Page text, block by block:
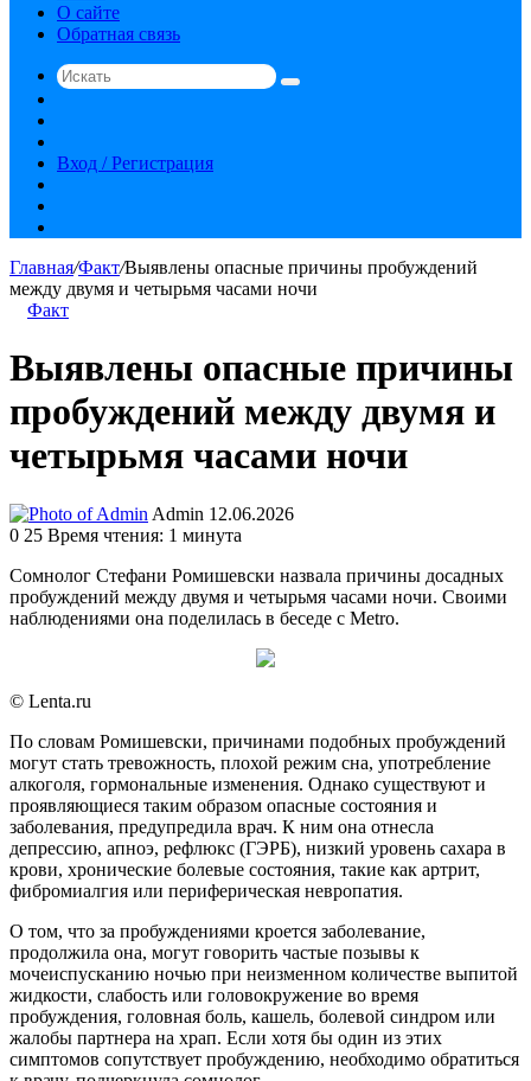
О сайте
Обратная связь
Искать
статья
Вход / Регистрация
Главная/Факт/Выявлены опасные причины пробуждений
между двумя и четырьмя часами ночи
Факт
Выявлены опасные причины
пробуждений между двумя и
четырьмя часами ночи
Admin Send
an
12.06.2026
0 25 Время чтения: 1 минута
Сомнолог Стефани Ромишевски назвала причины досадных
пробуждений между двумя и четырьмя часами ночи. Своими
наблюдениями она поделилась в беседе с Metro.
© Lenta.ru
По словам Ромишевски, причинами подобных пробуждений
могут стать тревожность, плохой режим сна, употребление
алкоголя, гормональные изменения. Однако существуют и
проявляющиеся таким образом опасные состояния и
заболевания, предупредила врач. К ним она отнесла
депрессию, апноэ, рефлюкс (ГЭРБ), низкий уровень сахара в
крови, хронические болевые состояния, такие как артрит,
фибромиалгия или периферическая невропатия.
О том, что за пробуждениями кроется заболевание,
продолжила она, могут говорить частые позывы к
мочеиспусканию ночью при неизменном количестве выпитой
жидкости, слабость или головокружение во время
пробуждения, головная боль, кашель, болевой синдром или
жалобы партнера на храп. Если хотя бы один из этих
симптомов сопутствует пробуждению, необходимо обратиться